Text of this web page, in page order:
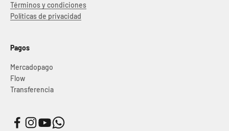
Términos y condiciones
Políticas de privacidad
Pagos
Mercadopago
Flow
Transferencia